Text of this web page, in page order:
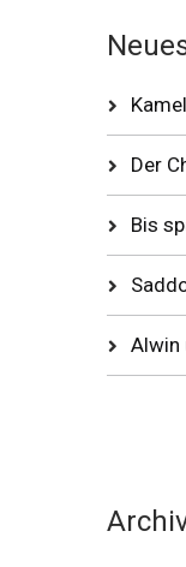
Der
Bis
Alwin